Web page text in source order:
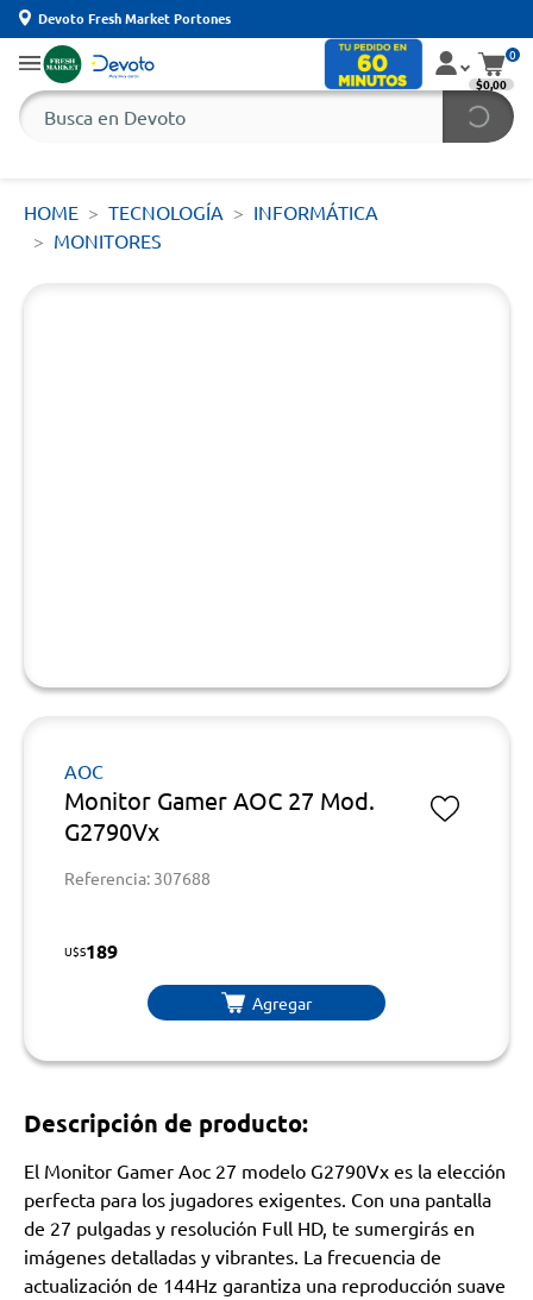
Devoto Fresh Market Portones
0
$0,00
HOME TECNOLOGÍA
INFORMÁTICA
MONITORES
AOC
Monitor Gamer AOC 27 Mod.
G2790Vx
Referencia: 307688
U$S189
Agregar
Descripción de producto:
El Monitor Gamer Aoc 27 modelo G2790Vx es la elección
perfecta para los jugadores exigentes. Con una pantalla
de 27 pulgadas y resolución Full HD, te sumergirás en
imágenes detalladas y vibrantes. La frecuencia de
actualización de 144Hz garantiza una reproducción suave